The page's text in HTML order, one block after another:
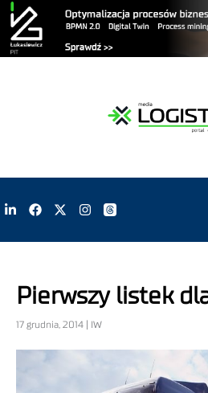
Pierwszy listek
17 grudnia, 2014 | IW